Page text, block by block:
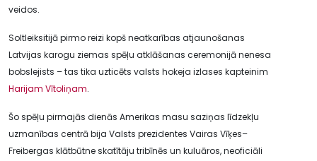
veidos.
Soltleiksitijā pirmo reizi kopš neatkarības atjaunošanas
Latvijas karogu ziemas spēļu atklāšanas ceremonijā nenesa
bobslejists – tas tika uzticēts valsts hokeja izlases kapteinim
Harijam Vītoliņam.
Šo spēļu pirmajās dienās Amerikas masu saziņas līdzekļu
uzmanības centrā bija Valsts prezidentes Vairas Vīķes–
Freibergas klātbūtne skatītāju tribīnēs un kuluāros, neoficiāli